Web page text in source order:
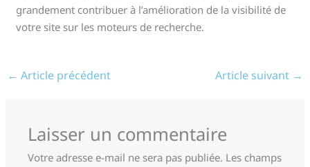
grandement contribuer à l’amélioration de la visibilité de
votre site sur les moteurs de recherche.
← Article précédent Article suivant →
Laisser un commentaire
Votre adresse e-mail ne sera pas publiée. Les champs